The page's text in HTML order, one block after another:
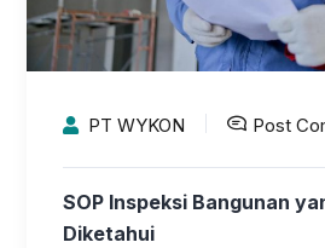
PT WYKON Post
SOP Inspeksi Bangunan
Diketahui